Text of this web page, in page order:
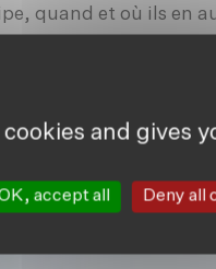
quand et où ils en
cookies and gives
accept all Deny all